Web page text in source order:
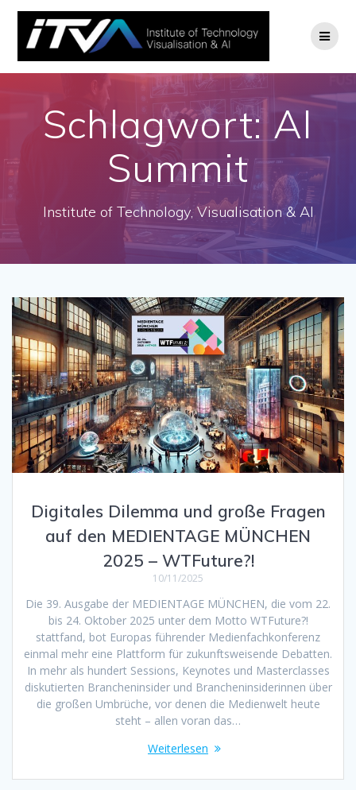
Zum
Inhalt
springen
Schlagwort: AI
Summit
Institute of Technology, Visualisation & AI
Digitales Dilemma und große Fragen
auf den MEDIENTAGE MÜNCHEN
2025 – WTFuture?!
10/11/2025
Die 39. Ausgabe der MEDIENTAGE MÜNCHEN, die vom 22.
bis 24. Oktober 2025 unter dem Motto WTFuture?!
stattfand, bot Europas führender Medienfachkonferenz
einmal mehr eine Plattform für zukunftsweisende Debatten.
In mehr als hundert Sessions, Keynotes und Masterclasses
diskutierten Branchen­insider und Branchen­insiderinnen über
die großen Umbrüche, vor denen die Medienwelt heute
steht – allen voran das…
Weiterlesen